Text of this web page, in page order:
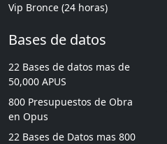
Vip Bronce (24 horas)
Bases de datos
22 Bases de datos mas de
50,000 APUS
800 Presupuestos de Obra
en Opus
22 Bases de Datos mas 800